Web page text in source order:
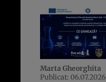
Marta Gheorghita
Publicat: 06.07.2026